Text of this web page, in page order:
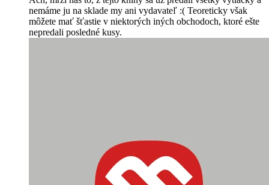
nemáme ju na sklade my ani vydavateľ :( Teoreticky však
môžete mať šťastie v niektorých iných obchodoch, ktoré ešte
nepredali posledné kusy.